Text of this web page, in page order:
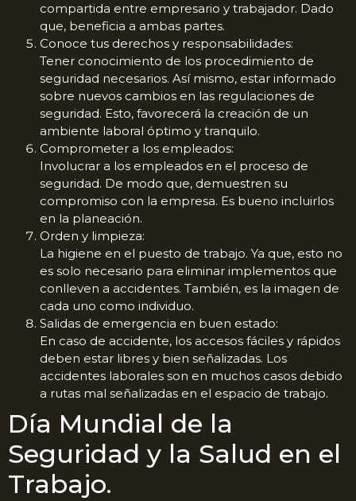
compartida entre empresario y trabajador. Dado
que, beneficia a ambas partes.
Conoce tus derechos y responsabilidades:
Tener conocimiento de los procedimiento de
seguridad necesarios. Así mismo, estar informado
sobre nuevos cambios en las regulaciones de
seguridad. Esto, favorecerá la creación de un
ambiente laboral óptimo y tranquilo.
Comprometer a los empleados:
Involucrar a los empleados en el proceso de
seguridad. De modo que, demuestren su
compromiso con la empresa. Es bueno incluirlos
en la planeación.
Orden y limpieza:
La higiene en el puesto de trabajo. Ya que, esto no
es solo necesario para eliminar implementos que
conlleven a accidentes. También, es la imagen de
cada uno como individuo.
Salidas de emergencia en buen estado:
En caso de accidente, los accesos fáciles y rápidos
deben estar libres y bien señalizadas. Los
accidentes laborales son en muchos casos debido
a rutas mal señalizadas en el espacio de trabajo.
Día Mundial de la
Seguridad y la Salud en el
Trabajo.